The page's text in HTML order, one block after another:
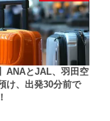
ANAとJAL、羽田空
け、出発30分前で